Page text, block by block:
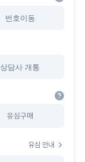
번호이동
상담사 개통
유심구매
유심 안내